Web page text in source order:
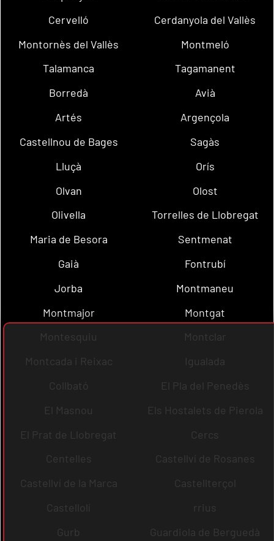
Cervelló
Cerdanyola del Vallès
Montornès del Vallès
Montmeló
Talamanca
Tagamanent
Borredà
Avià
Artés
Argençola
Castellnou de Bages
Sagàs
Lluçà
Orís
Olvan
Olost
Olivella
Torrelles de Llobregat
Maria de Besora
Sentmenat
Gaià
Fontrubí
Jorba
Montmaneu
Montmajor
Montgat
Montesquiu
Montclar
Montcada i Reixac
Igualada
Collbató
El Pla del Penedès
El Masnou
Els Hostalets de Pierola
El Prat de Llobregat
Cercs
Centelles
Castellví de Rosanes
Castellví de la Marca
Castellterçol
Castellolí
rrius
Gurb
Guardiola de Berguedà